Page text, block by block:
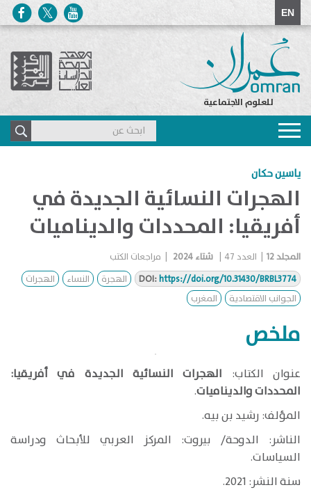
EN
للعلوم الاجتماعية
Toggle
navigation
ياسين حكان
الهجرات النسائية الجديدة في
أفريقيا: المحددات والديناميات
المجلد12 العدد47 شتاء 2024
مراجعات الكتب
DOI:https://doi.org/10.31430/BRBL3774 الهجرة النساء
الهجرات
الجوانب الاقتصادية
المغرب
ملخص
​عنوان الكتاب: الهجرات النسائية الجديدة في أفريقيا:
المحددات والديناميات.
المؤلف: رشيد بن بيه.
الناشر: الدوحة/ بيروت: المركز العربي للأبحاث ودراسة
السياسات.
سنة النشر: 2021.